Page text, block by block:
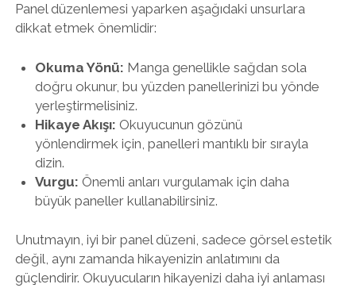
Panel düzenlemesi yaparken aşağıdaki unsurlara
dikkat etmek önemlidir:
Okuma Yönü: Manga genellikle sağdan sola
doğru okunur, bu yüzden panellerinizi bu yönde
yerleştirmelisiniz.
Hikaye Akışı: Okuyucunun gözünü
yönlendirmek için, panelleri mantıklı bir sırayla
dizin.
Vurgu: Önemli anları vurgulamak için daha
büyük paneller kullanabilirsiniz.
Unutmayın, iyi bir panel düzeni, sadece görsel estetik
değil, aynı zamanda hikayenizin anlatımını da
güçlendirir. Okuyucuların hikayenizi daha iyi anlaması